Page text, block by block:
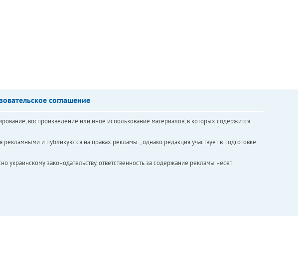
соглашение
воспроизведение или иное использование материалов, в которых содержится
и публикуются на правах рекламы. , однако редакция участвует в подготовке
законодательству, ответственность за содержание рекламы несет